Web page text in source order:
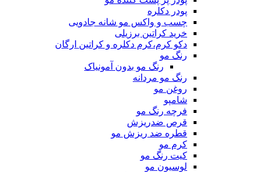
پودر دکلره
چسب و واکس مو شانه جادویی
خرید کراتین برزیلی
دکو کرم،کرم دکلره و کراتین ارگان
رنگ مو
رنگ مو بدون آمونیاک
رنگ مو مردانه
روغن مو
شامپو
فرچه رنگ مو
قرص ضدریزش
قطره ضد ریزش مو
کرم مو
کیت رنگ مو
لوسیون مو